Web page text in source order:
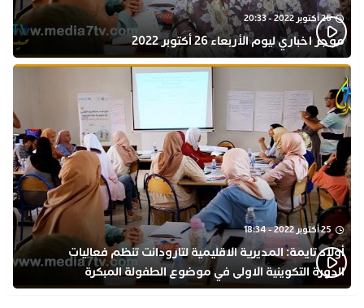
26 أكتوبر 2022 - 20:33
موجز اخباري ليوم الأربعاء 26 أكتوبر 2022
25 أكتوبر 2022 - 18:34
أولاد تايمة: المديرية الاقليمية لتارودانت تنظم فعاليات
الدورة التكوينية الاولى في موضوع الطفولة المبكرة
بمركز التكوين ثانوية الحسن الثاني التأهيلية